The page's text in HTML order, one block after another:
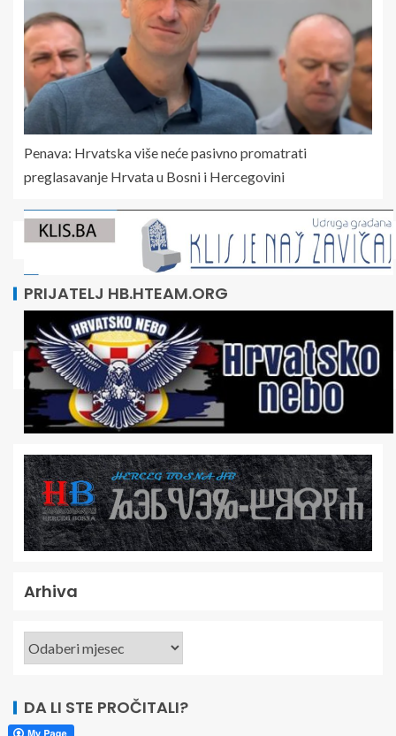
Penava: Hrvatska više neće pasivno promatrati
preglasavanje Hrvata u Bosni i Hercegovini
PRIJATELJ HB.HTEAM.ORG
Arhiva
DA LI STE PROČITALI?